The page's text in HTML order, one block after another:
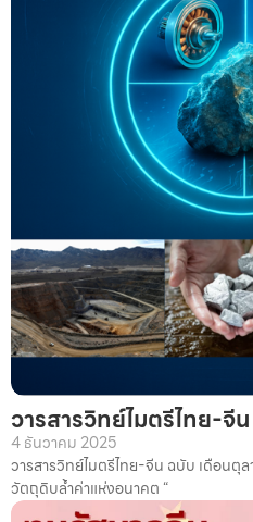
วารสารวิทย์ไมตรีไทย-จี
4 ธันวาคม 2025
วารสารวิทย์ไมตรีไทย-จีน ฉบับ เดือนตุล
วัตถุดิบล้ำค่าแห่งอนาคต “